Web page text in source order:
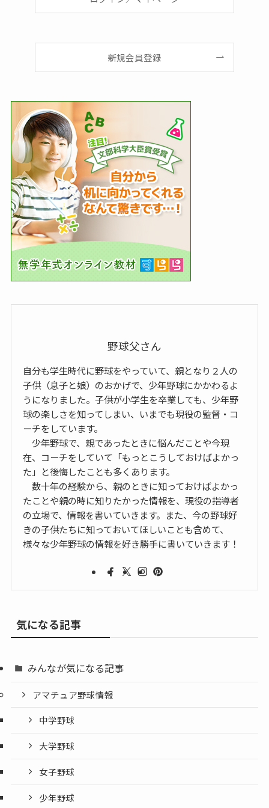
新規会員登録
野球父さん
自分も学生時代に野球をやっていて、親となり２人の
子供（息子と娘）のおかげで、少年野球にかかわるよ
うになりました。子供が小学生を卒業しても、少年野
球の楽しさを知ってしまい、いまでも現役の監督・コ
ーチをしています。
少年野球で、親であったときに悩んだことや今現
在、コーチをしていて「もっとこうしておけばよかっ
た」と後悔したことも多くあります。
数十年の経験から、親のときに知っておけばよかっ
たことや親の時に知りたかった情報を、現役の指導者
の立場で、情報を書いていきます。また、今の野球好
きの子供たちに知っておいてほしいことも含めて、
様々な少年野球の情報を好き勝手に書いていきます！
気になる記事
みんなが気になる記事
アマチュア野球情報
中学野球
大学野球
女子野球
少年野球